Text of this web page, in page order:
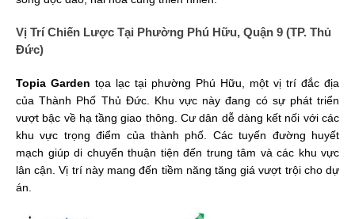
Vị Trí Chiến Lược Tại Phường Phú Hữu, Quận 9 (TP. Thủ
Đức)
Topia Garden tọa lạc tại phường Phú Hữu, một vị trí đắc địa
của Thành Phố Thủ Đức. Khu vực này đang có sự phát triển
vượt bậc về hạ tầng giao thông. Cư dân dễ dàng kết nối với các
khu vực trọng điểm của thành phố. Các tuyến đường huyết
mạch giúp di chuyển thuận tiện đến trung tâm và các khu vực
lân cận. Vị trí này mang đến tiềm năng tăng giá vượt trội cho dự
án.